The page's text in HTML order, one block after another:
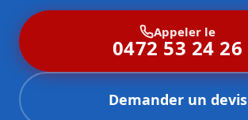
Appeler le
0472 53 24 26
Demander un devis